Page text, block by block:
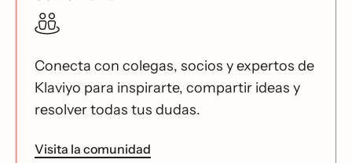
Conecta con colegas, socios y expertos de
Klaviyo para inspirarte, compartir ideas y
resolver todas tus dudas.
Visita la comunidad